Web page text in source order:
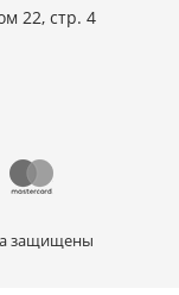
22, стр. 4
защищены